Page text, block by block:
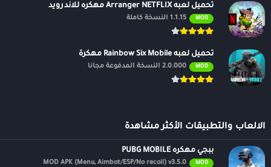
تحميل لعبه Arranger NETFLIX مهكره للاندرويد
MOD 1.1.15 النسخة كاملة
تحميل لعبه Rainbow Six Mobile مهكرة
MOD 2.0.000 النسخة المدفوعة مجانًا
الالعاب والتطبيقات الأكثر مشاهدة
ببجي مهكره PUBG MOBILE
MOD
MOD APK (Menu, Aimbot/ESP/No recoil) v3.5.0